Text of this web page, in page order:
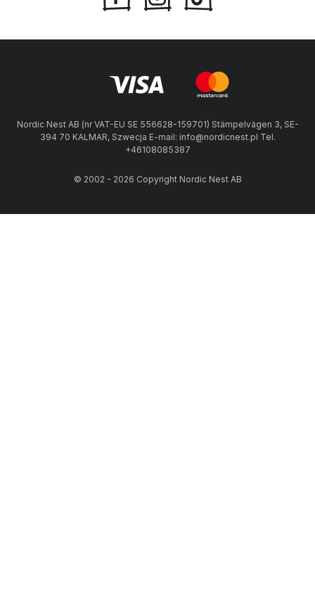
Nordic Nest AB (nr VAT-EU SE 556628-159701) Stämpelvägen 3, SE-
394 70 KALMAR, Szwecja E-mail: info@nordicnest.pl Tel.
+46108085387
© 2002 - 2026 Copyright Nordic Nest AB